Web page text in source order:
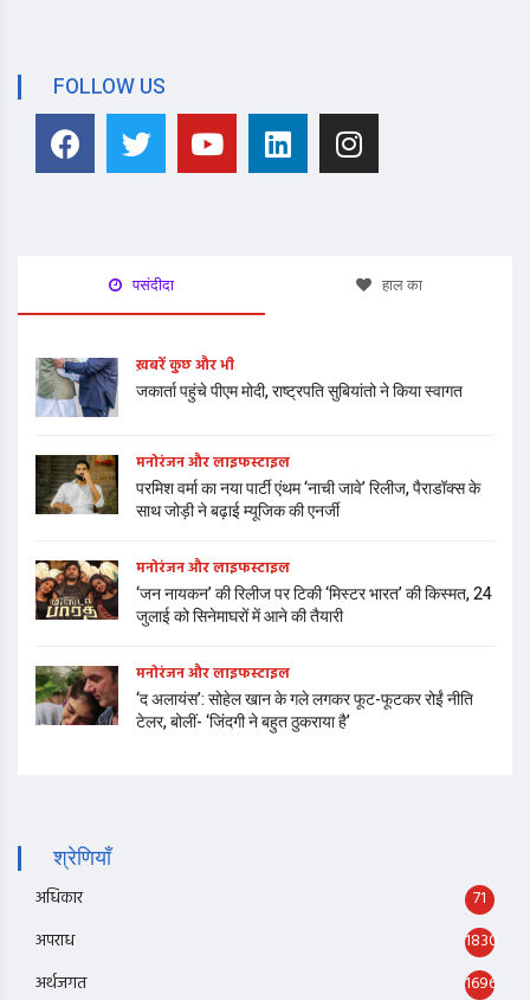
FOLLOW US
पसंदीदा हाल का
ख़बरें कुछ और भी
जकार्ता पहुंचे पीएम मोदी, राष्ट्रपति सुबियांतो ने किया स्वागत
मनोरंजन और लाइफस्टाइल
परमिश वर्मा का नया पार्टी एंथम ‘नाची जावे’ रिलीज, पैराडॉक्स के
साथ जोड़ी ने बढ़ाई म्यूजिक की एनर्जी
मनोरंजन और लाइफस्टाइल
‘जन नायकन’ की रिलीज पर टिकी ‘मिस्टर भारत’ की किस्मत, 24
जुलाई को सिनेमाघरों में आने की तैयारी
मनोरंजन और लाइफस्टाइल
‘द अलायंस’: सोहेल खान के गले लगकर फूट-फूटकर रोईं नीति
टेलर, बोलीं- ‘जिंदगी ने बहुत ठुकराया है’
श्रेणियाँ
अधिकार
71
अपराध
1830
अर्थजगत
1696